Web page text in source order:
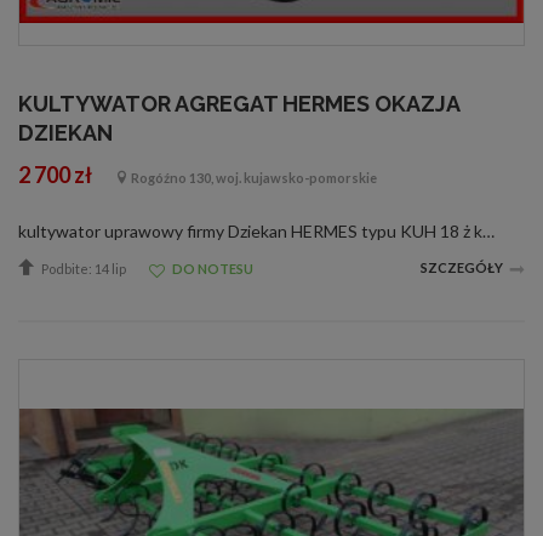
KULTYWATOR AGREGAT HERMES OKAZJA
DZIEKAN
2 700 zł Rogóźno 130, woj. kujawsko-pomorskie
kultywator uprawowy firmy Dziekan HERMES typu KUH 18 ż kultywator uprawowy firmy Dziekan HERMES typu KUH 18 ż
Podbite: 14 lip DO NOTESU SZCZEGÓŁY